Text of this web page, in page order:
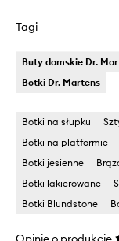
Tagi
Buty damskie Dr.
Botki Dr. Martens
Botki na słupku
Botki na platformie
Botki jesienne
Botki lakierowane
Botki Blundstone